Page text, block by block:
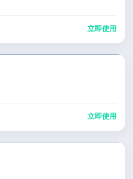
立即使用
立即使用